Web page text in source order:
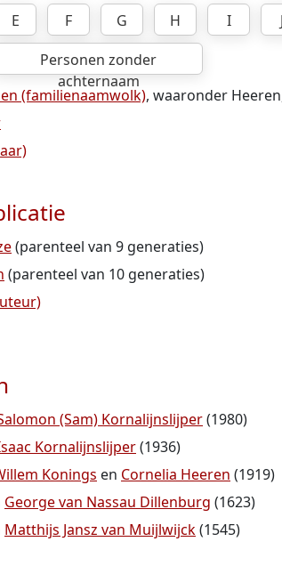
E F G H I J
Personen zonder
achternaam
(familienaamwolk), waaronder
(parenteel van 9 generaties)
(parenteel van 10 generaties)
(Sam) Kornalijnslijper(1980)
Kornalijnslijper(1936)
Konings en Cornelia Heeren (1919)
George van Nassau Dillenburg (1623)
Matthijs Jansz van Muijlwijck(1545)